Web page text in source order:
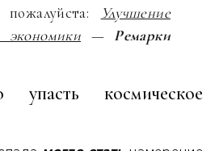
Улучшение
экономики — Ремарки
упасть космическое